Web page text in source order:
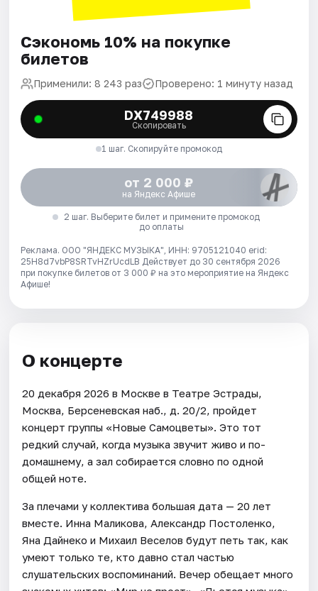
Сэкономь 10% на покупке
билетов
Применили: 8 243 раз Проверено: 1 минуту назад
DX749988
Скопировать
1 шаг. Скопируйте промокод
от 2 000 ₽
на Яндекс Афише
2 шаг. Выберите билет и примените промокод
до оплаты
Реклама. ООО "ЯНДЕКС МУЗЫКА", ИНН: 9705121040 erid:
25H8d7vbP8SRTvHZrUcdLB Действует до 30 сентября 2026
при покупке билетов от 3 000 ₽ на это мероприятие на Яндекс
Афише!
О концерте
20 декабря 2026 в Москве в Театре Эстрады,
Москва, Берсеневская наб., д. 20/2, пройдет
концерт группы «Новые Самоцветы». Это тот
редкий случай, когда музыка звучит живо и по-
домашнему, а зал собирается словно по одной
общей ноте.
За плечами у коллектива большая дата — 20 лет
вместе. Инна Маликова, Александр Постоленко,
Яна Дайнеко и Михаил Веселов будут петь так, как
умеют только те, кто давно стал частью
слушательских воспоминаний. Вечер обещает много